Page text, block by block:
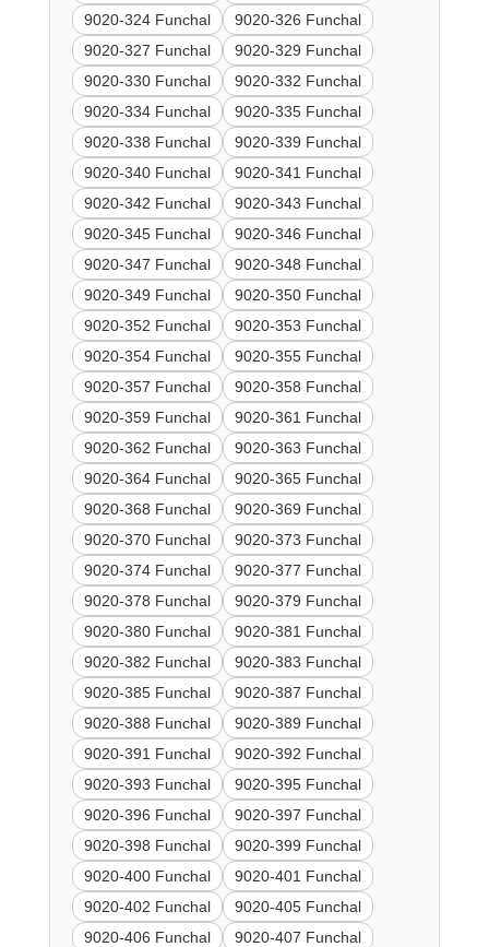
9020-324 Funchal
9020-326 Funchal
9020-327 Funchal
9020-329 Funchal
9020-330 Funchal
9020-332 Funchal
9020-334 Funchal
9020-335 Funchal
9020-338 Funchal
9020-339 Funchal
9020-340 Funchal
9020-341 Funchal
9020-342 Funchal
9020-343 Funchal
9020-345 Funchal
9020-346 Funchal
9020-347 Funchal
9020-348 Funchal
9020-349 Funchal
9020-350 Funchal
9020-352 Funchal
9020-353 Funchal
9020-354 Funchal
9020-355 Funchal
9020-357 Funchal
9020-358 Funchal
9020-359 Funchal
9020-361 Funchal
9020-362 Funchal
9020-363 Funchal
9020-364 Funchal
9020-365 Funchal
9020-368 Funchal
9020-369 Funchal
9020-370 Funchal
9020-373 Funchal
9020-374 Funchal
9020-377 Funchal
9020-378 Funchal
9020-379 Funchal
9020-380 Funchal
9020-381 Funchal
9020-382 Funchal
9020-383 Funchal
9020-385 Funchal
9020-387 Funchal
9020-388 Funchal
9020-389 Funchal
9020-391 Funchal
9020-392 Funchal
9020-393 Funchal
9020-395 Funchal
9020-396 Funchal
9020-397 Funchal
9020-398 Funchal
9020-399 Funchal
9020-400 Funchal
9020-401 Funchal
9020-402 Funchal
9020-405 Funchal
9020-406 Funchal
9020-407 Funchal